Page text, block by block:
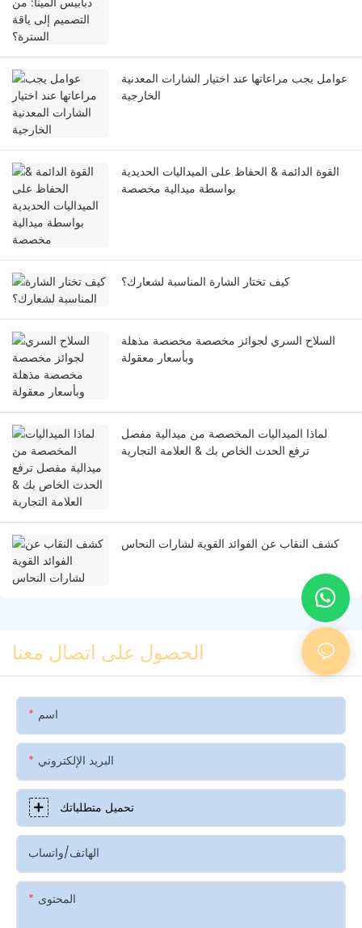
عوامل يجب مراعاتها عند اختيار الشارات المعدنية
الخارجية
القوة الدائمة & الحفاظ على الميداليات الحديدية
بواسطة ميدالية مخصصة
كيف تختار الشارة المناسبة لشعارك؟
السلاح السري لجوائز مخصصة مخصصة مذهلة
وبأسعار معقولة
لماذا الميداليات المخصصة من ميدالية مفصل
ترفع الحدث الخاص بك & العلامة التجارية
كشف النقاب عن الفوائد القوية لشارات النحاس
الحصول على اتصال معنا
اسم
البريد الإلكتروني
تحميل متطلباتك
الهاتف/واتساب
المحتوى